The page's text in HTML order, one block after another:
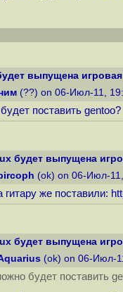
выпущена
(??) on 06-Июл-11,
поставить gentoo?
будет выпущена
(ok) on 06-Июл-
гитару же поставили:
будет выпущена
(ok) on 06-Июл-
будет поставить